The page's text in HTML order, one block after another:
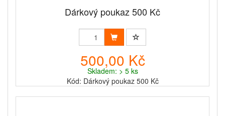
Dárkový poukaz 500 Kč
500,00 Kč
Skladem: > 5 ks
Kód: Dárkový poukaz 500 Kč